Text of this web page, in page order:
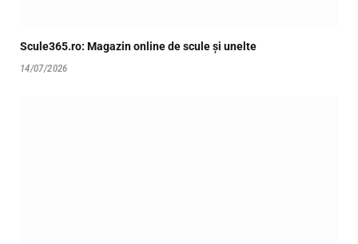
Scule365.ro: Magazin online de scule și unelte
14/07/2026